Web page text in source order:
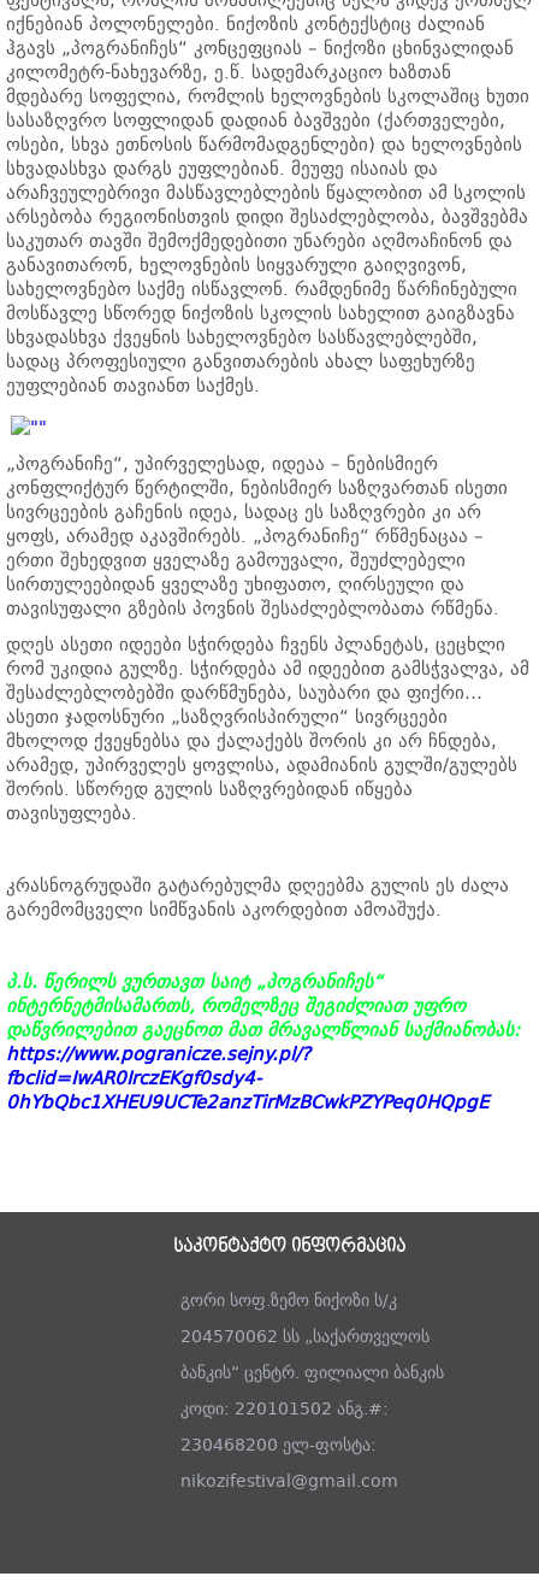
იქნებიან პოლონელები. ნიქოზის კონტექსტიც ძალიან
ჰგავს „პოგრანიჩეს“ კონცეფციას – ნიქოზი ცხინვალიდან
კილომეტრ-ნახევარზე, ე.წ. სადემარკაციო ხაზთან
მდებარე სოფელია, რომლის ხელოვნების სკოლაშიც ხუთი
სასაზღვრო სოფლიდან დადიან ბავშვები (ქართველები,
ოსები, სხვა ეთნოსის წარმომადგენლები) და ხელოვნების
სხვადასხვა დარგს ეუფლებიან. მეუფე ისაიას და
არაჩვეულებრივი მასწავლებლების წყალობით ამ სკოლის
არსებობა რეგიონისთვის დიდი შესაძლებლობა, ბავშვებმა
საკუთარ თავში შემოქმედებითი უნარები აღმოაჩინონ და
განავითარონ, ხელოვნების სიყვარული გაიღვივონ,
სახელოვნებო საქმე ისწავლონ. რამდენიმე წარჩინებული
მოსწავლე სწორედ ნიქოზის სკოლის სახელით გაიგზავნა
სხვადასხვა ქვეყნის სახელოვნებო სასწავლებლებში,
სადაც პროფესიული განვითარების ახალ საფეხურზე
ეუფლებიან თავიანთ საქმეს.
„პოგრანიჩე“, უპირველესად, იდეაა – ნებისმიერ
კონფლიქტურ წერტილში, ნებისმიერ საზღვართან ისეთი
სივრცეების გაჩენის იდეა, სადაც ეს საზღვრები კი არ
ყოფს, არამედ აკავშირებს. „პოგრანიჩე“ რწმენაცაა –
ერთი შეხედვით ყველაზე გამოუვალი, შეუძლებელი
სირთულეებიდან ყველაზე უხიფათო, ღირსეული და
თავისუფალი გზების პოვნის შესაძლებლობათა რწმენა.
დღეს ასეთი იდეები სჭირდება ჩვენს პლანეტას, ცეცხლი
რომ უკიდია გულზე. სჭირდება ამ იდეებით გამსჭვალვა, ამ
შესაძლებლობებში დარწმუნება, საუბარი და ფიქრი…
ასეთი ჯადოსნური „საზღვრისპირული“ სივრცეები
მხოლოდ ქვეყნებსა და ქალაქებს შორის კი არ ჩნდება,
არამედ, უპირველეს ყოვლისა, ადამიანის გულში/გულებს
შორის. სწორედ გულის საზღვრებიდან იწყება
თავისუფლება.
კრასნოგრუდაში გატარებულმა დღეებმა გულის ეს ძალა
გარემომცველი სიმწვანის აკორდებით ამოაშუქა.
პ.ს. წერილს ვურთავთ საიტ „პოგრანიჩეს“
ინტერნეტმისამართს, რომელზეც შეგიძლიათ უფრო
დაწვრილებით გაეცნოთ მათ მრავალწლიან საქმიანობას:
https://www.pogranicze.sejny.pl/?
fbclid=IwAR0IrczEKgf0sdy4-
0hYbQbc1XHEU9UCTe2anzTirMzBCwkPZYPeq0HQpgE
საკონტაქტო ინფორმაცია
გორი სოფ.ზემო ნიქოზი ს/კ
204570062 სს „საქართველოს
ბანკის“ ცენტრ. ფილიალი ბანკის
კოდი: 220101502 ანგ.#:
230468200 ელ-ფოსტა:
nikozifestival@gmail.com